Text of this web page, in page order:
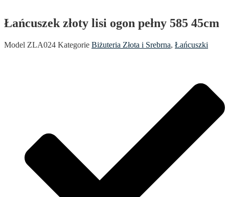
Łańcuszek złoty lisi ogon pełny 585 45cm
Model ZLA024 Kategorie Biżuteria Złota i Srebrna, Łańcuszki